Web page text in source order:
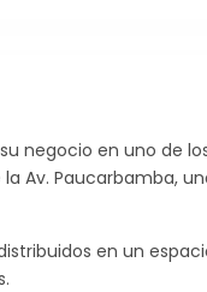
negocio en uno de
Av. Paucarbamba,
en un